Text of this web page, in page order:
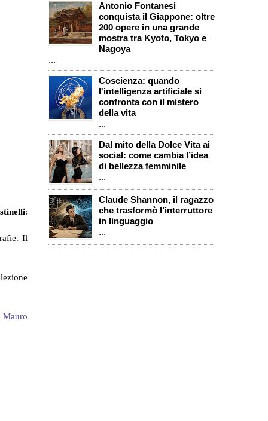
:
Il
Mauro
Antonio Fontanesi
conquista il Giappone: oltre
200 opere in una grande
mostra tra Kyoto, Tokyo e
Nagoya
...
Coscienza: quando
l'intelligenza artificiale si
confronta con il mistero
della vita
...
Dal mito della Dolce Vita ai
social: come cambia l’idea
di bellezza femminile
...
Claude Shannon, il ragazzo
che trasformò l’interruttore
in linguaggio
...